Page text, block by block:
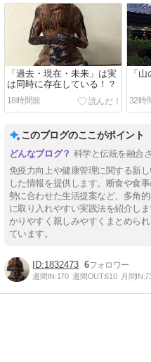
「過去・現在・未来」は実
は同時に存在している！？
18時間前
「
32時
このブログのここがポイント
科学と伝統を融合
免疫力向上や健康管理に関する新
した情報を提供します。断食や食
勢に合わせた生活提案など、多角
に取り入れやすい実践法を紹介し
かりやすく親しみやすくまとめら
ています。
1832473 6
週間IN:170 週間OUT:610 月間IN: